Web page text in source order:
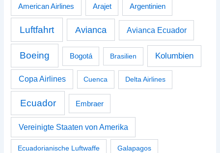
American Airlines Arajet Argentinien
Luftfahrt Avianca Avianca Ecuador
Boeing Bogotá Brasilien Kolumbien
Copa Airlines Cuenca Delta Airlines
Ecuador Embraer
Vereinigte Staaten von Amerika
Ecuadorianische Luftwaffe Galapagos